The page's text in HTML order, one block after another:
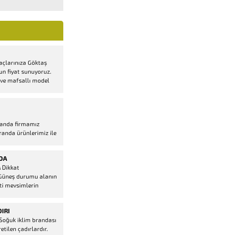
Göktaş
fiyat sunuyoruz.
mafsallı model
ve diğer aparatlar
firmamız
ürünlerimiz ile
peşin fiyatına
Çeşitleri
ürün ne demek
faaliyet gösteren,
Dikkat
durumu alanın
mevsimlerin
bir kaç faktörden
Branda markası
ve Maliye Bakanı
iklim brandası
çadırlardır.